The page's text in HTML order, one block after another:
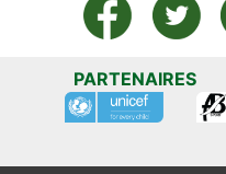
PARTENAIRES